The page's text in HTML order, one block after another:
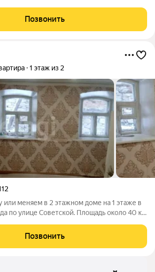
Отличная придомовая территория с
Позвонить
1 этаж из 2
или меняем в 2 этажном доме на 1 этаже в
по улице Советской. Площадь около 40 кв.
печное, есть общий двор, закрыт
Позвонить